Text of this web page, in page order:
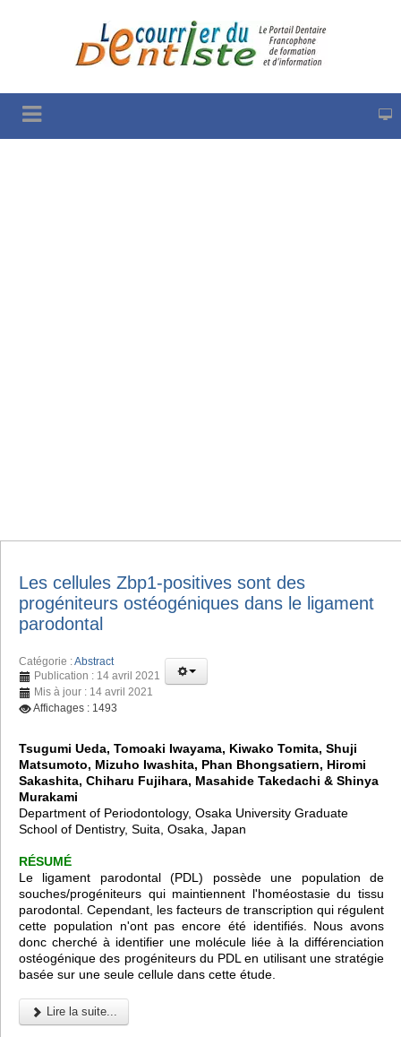
Les cellules Zbp1-positives sont des
progéniteurs ostéogéniques dans le ligament
parodontal
Catégorie :Abstract
Publication : 14 avril 2021
Mis à jour : 14 avril 2021
Affichages : 1493
Tsugumi Ueda, Tomoaki Iwayama, Kiwako Tomita, Shuji
Matsumoto, Mizuho Iwashita, Phan Bhongsatiern, Hiromi
Sakashita, Chiharu Fujihara, Masahide Takedachi & Shinya
Murakami
Department of Periodontology, Osaka University Graduate
School of Dentistry, Suita, Osaka, Japan
RÉSUMÉ
Le ligament parodontal (PDL) possède une population de
souches/progéniteurs qui maintiennent l'homéostasie du tissu
parodontal. Cependant, les facteurs de transcription qui régulent
cette population n'ont pas encore été identifiés. Nous avons
donc cherché à identifier une molécule liée à la différenciation
ostéogénique des progéniteurs du PDL en utilisant une stratégie
basée sur une seule cellule dans cette étude.
Lire la suite...